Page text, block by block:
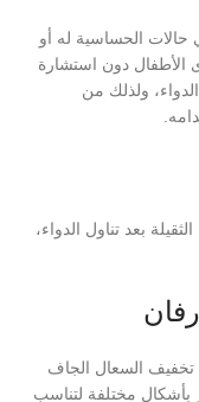
الحساسية له أو
الأطفال دون استشارة
ولذلك من
بعد تناول الدواء،
تخفيف السعال الجاف
بأشكال مختلفة لتناسب